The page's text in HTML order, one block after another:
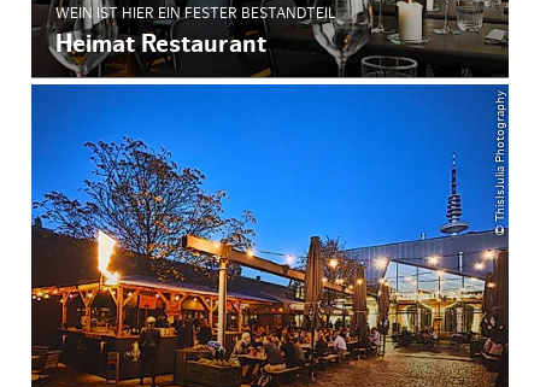
WEIN IST HIER EIN FESTER BESTANDTEIL
Heimat Restaurant
© ThisIsJulia Photography